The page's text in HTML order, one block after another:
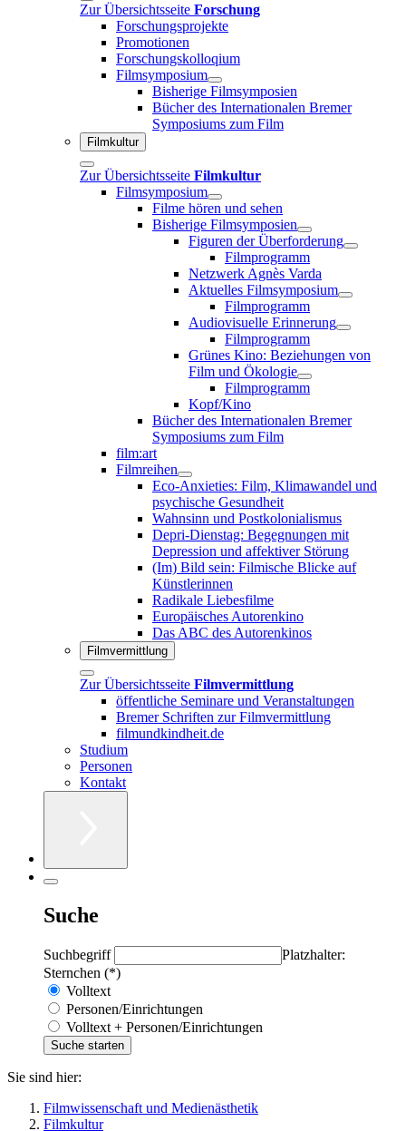
Zur Übersichtsseite Forschung
Forschungsprojekte
Promotionen
Forschungskolloqium
Filmsymposium
Bisherige Filmsymposien
Bücher des Internationalen Bremer
Symposiums zum Film
Filmkultur
Zur Übersichtsseite Filmkultur
Filmsymposium
Filme hören und sehen
Bisherige Filmsymposien
Figuren der Überforderung
Filmprogramm
Netzwerk Agnès Varda
Aktuelles Filmsymposium
Filmprogramm
Audiovisuelle Erinnerung
Filmprogramm
Grünes Kino: Beziehungen von
Film und Ökologie
Filmprogramm
Kopf/Kino
Bücher des Internationalen Bremer
Symposiums zum Film
film:art
Filmreihen
Eco-Anxieties: Film, Klimawandel und
psychische Gesundheit
Wahnsinn und Postkolonialismus
Depri-Dienstag: Begegnungen mit
Depression und affektiver Störung
(Im) Bild sein: Filmische Blicke auf
Künstlerinnen
Radikale Liebesfilme
Europäisches Autorenkino
Das ABC des Autorenkinos
Filmvermittlung
Zur Übersichtsseite Filmvermittlung
öffentliche Seminare und Veranstaltungen
Bremer Schriften zur Filmvermittlung
filmundkindheit.de
Studium
Personen
Kontakt
Suche
Suchbegriff
Platzhalter:
Sternchen (*)
Volltext
Personen/Einrichtungen
Volltext + Personen/Einrichtungen
Sie sind hier:
Filmwissenschaft und Medienästhetik
Filmkultur